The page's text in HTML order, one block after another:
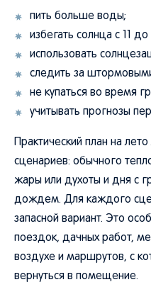
пить больше воды;
избегать солнца с 11 до
использовать
следить за
не купаться во время
учитывать прогнозы
Практический план на
сценариев: обычного
жары или духоты и дня с
дождем. Для каждого
запасной вариант. Это
поездок, дачных работ,
воздухе и маршрутов, с
вернуться в помещение.